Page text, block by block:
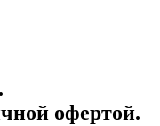
офертой.